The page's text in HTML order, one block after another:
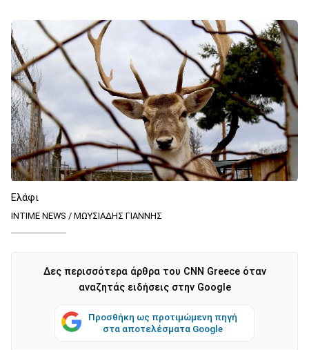
Ελάφι
INTIME NEWS / ΜΩΥΣΙΑΔΗΣ ΓΙΑΝΝΗΣ
Δες περισσότερα άρθρα του CNN Greece όταν
αναζητάς ειδήσεις στην Google
Προσθήκη ως προτιμώμενη πηγή
στα αποτελέσματα Google